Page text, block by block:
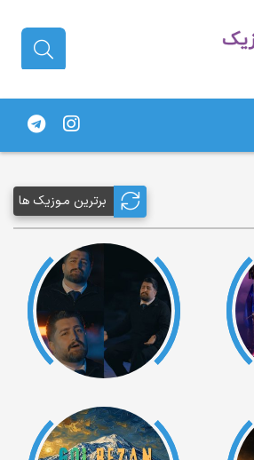
برترین مـوزیک ها